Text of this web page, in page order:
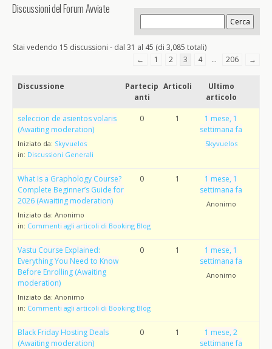
Discussioni del Forum Avviate
Stai vedendo 15 discussioni - dal 31 al 45 (di 3,085 totali)
←
1 2 3 4 … 206 →
Discussione
Partecip
anti
Articoli
Ultimo
articolo
seleccion de asientos volaris
(Awaiting moderation)
Iniziato da: Skyvuelos
in: Discussioni Generali
0 1
1 mese, 1
settimana fa
Skyvuelos
What Is a Graphology Course?
Complete Beginner’s Guide for
2026 (Awaiting moderation)
Iniziato da: Anonimo
in: Commenti agli articoli di Booking Blog
0 1
1 mese, 1
settimana fa
Anonimo
Vastu Course Explained:
Everything You Need to Know
Before Enrolling (Awaiting
moderation)
Iniziato da: Anonimo
in: Commenti agli articoli di Booking Blog
0 1
1 mese, 1
settimana fa
Anonimo
Black Friday Hosting Deals
(Awaiting moderation)
0 1
1 mese, 2
settimane fa